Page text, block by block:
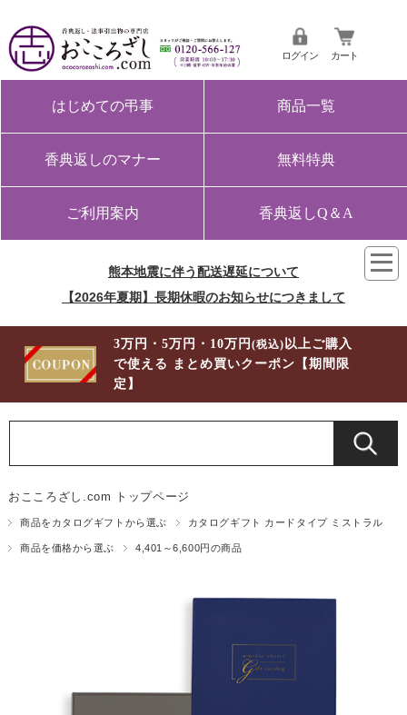
ログイン カート
はじめての弔事 商品一覧
香典返しのマナー 無料特典
ご利用案内 香典返しQ＆A
熊本地震に伴う配送遅延について
【2026年夏期】長期休暇のお知らせにつきまして
3万円・5万円・10万円(税込) 以上ご購入
で使える まとめ買いクーポン【期間限
定】
おこころざし.com トップページ
商品をカタログギフトから選ぶ カタログギフト カードタイプ ミストラル
商品を価格から選ぶ 4,401～6,600円の商品